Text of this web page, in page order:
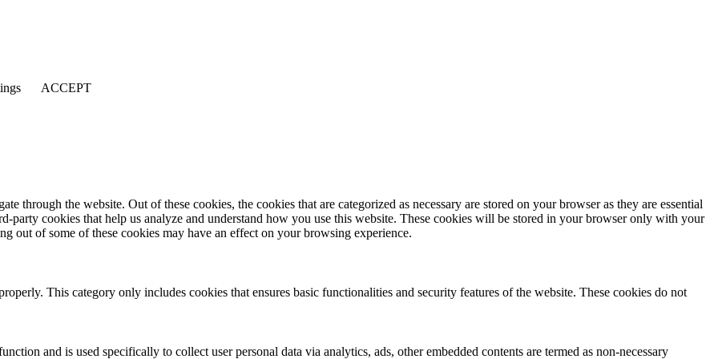
ACCEPT
through the website. Out of these cookies, the cookies that are categorized as necessary are stored on your browser as they are essential
party cookies that help us analyze and understand how you use this website. These cookies will be stored in your browser only with your
out of some of these cookies may have an effect on your browsing experience.
This category only includes cookies that ensures basic functionalities and security features of the website. These cookies do not
and is used specifically to collect user personal data via analytics, ads, other embedded contents are termed as non-necessary